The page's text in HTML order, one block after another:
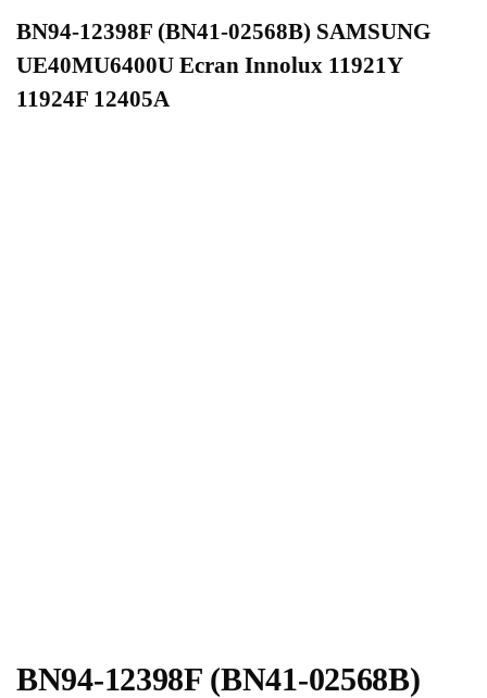
BN94-12398F (BN41-02568B) SAMSUNG
UE40MU6400U Ecran Innolux 11921Y
11924F 12405A
BN94-12398F (BN41-02568B)